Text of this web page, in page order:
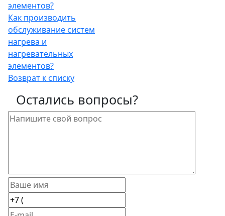
Как производить
обслуживание систем
нагрева и
нагревательных
элементов?
Возврат к списку
Остались вопросы?